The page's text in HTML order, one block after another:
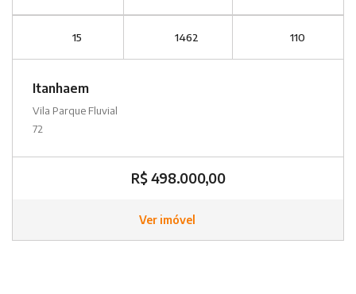
15 1462 110
Itanhaem
Vila Parque Fluvial
72
R$ 498.000,00
Ver imóvel